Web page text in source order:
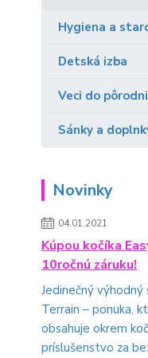
Hygiena a
Detská izba
Veci do
Sánky a
Novinky
04.01.2021
Kúpou kočíka
10ročnú záruku!
Jedinečný
Terrain – ponuka,
obsahuje okrem
príslušenstvo za